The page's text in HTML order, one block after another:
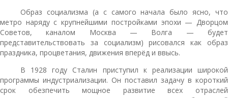
Образ социализма (а с самого начала было ясно, что
метро наряду с крупнейшими постройками эпохи — Дворцом
Советов, каналом Москва — Волга — будет
представительствовать за социализм) рисовался как образ
праздника, процветания, движения вперёд и ввысь.
В 1928 году Сталин приступил к реализации широкой
программы индустриализации. Он поставил задачу в короткий
срок обезпечить мощное развитие всех отраслей